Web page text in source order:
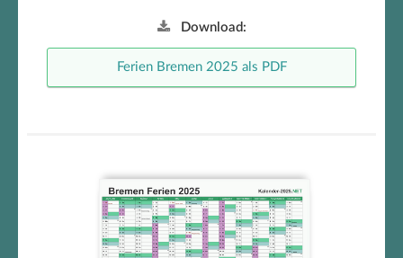
Download:
Ferien Bremen 2025 als PDF
Kalender mit Ferien Bremen